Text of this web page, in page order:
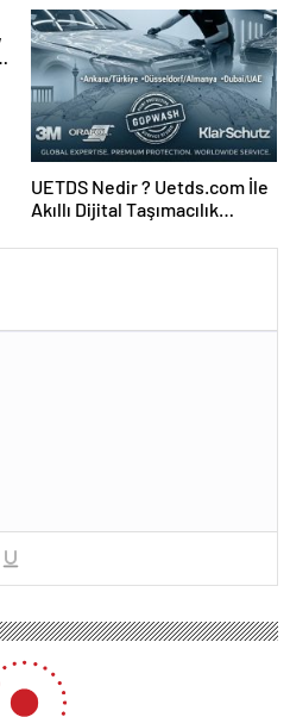
UETDS Nedir ? Uetds.com İle
Akıllı Dijital Taşımacılık